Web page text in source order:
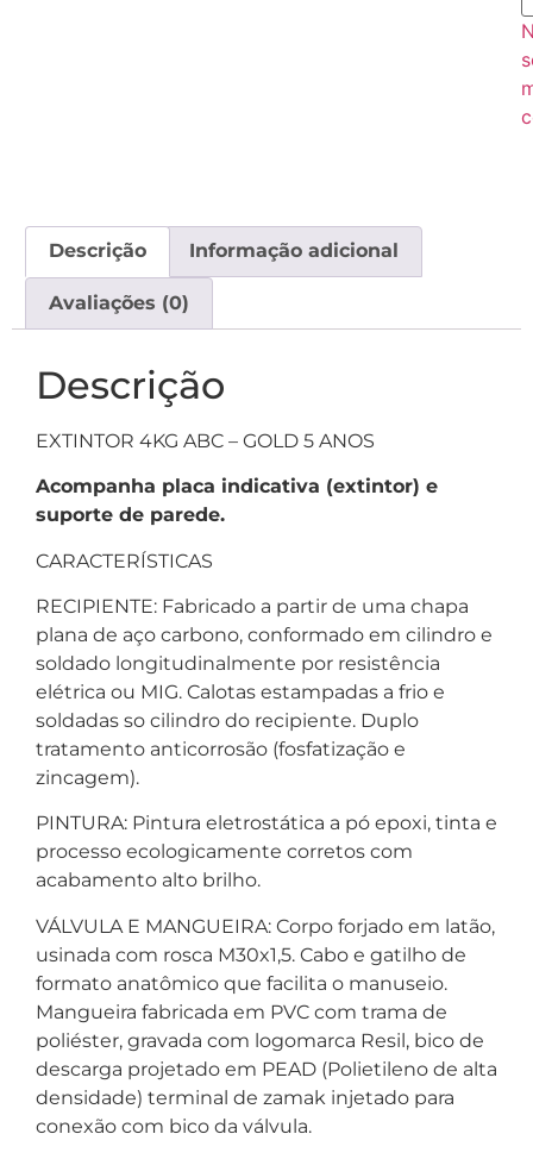
Descrição Informação adicional
Avaliações (0)
Descrição
EXTINTOR 4KG ABC – GOLD 5 ANOS
Acompanha placa indicativa (extintor) e
suporte de parede.
CARACTERÍSTICAS
RECIPIENTE: Fabricado a partir de uma chapa
plana de aço carbono, conformado em cilindro e
soldado longitudinalmente por resistência
elétrica ou MIG. Calotas estampadas a frio e
soldadas so cilindro do recipiente. Duplo
tratamento anticorrosão (fosfatização e
zincagem).
PINTURA: Pintura eletrostática a pó epoxi, tinta e
processo ecologicamente corretos com
acabamento alto brilho.
VÁLVULA E MANGUEIRA: Corpo forjado em latão,
usinada com rosca M30x1,5. Cabo e gatilho de
formato anatômico que facilita o manuseio.
Mangueira fabricada em PVC com trama de
poliéster, gravada com logomarca Resil, bico de
descarga projetado em PEAD (Polietileno de alta
densidade) terminal de zamak injetado para
conexão com bico da válvula.